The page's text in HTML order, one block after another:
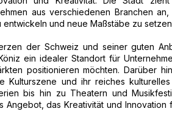
aus verschiedenen Branchen
und neue Maßstäbe zu
der Schweiz und seiner guten
ein idealer Standort für
positionieren möchten. Darüber
Kulturszene und ihr reiches
bis hin zu Theatern und
Angebot, das Kreativität und Innovation